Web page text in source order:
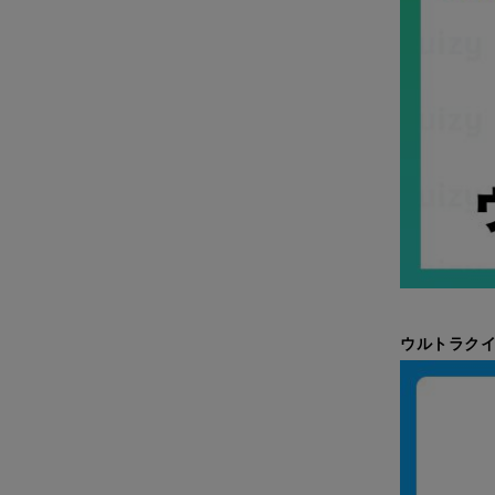
ウルトラク